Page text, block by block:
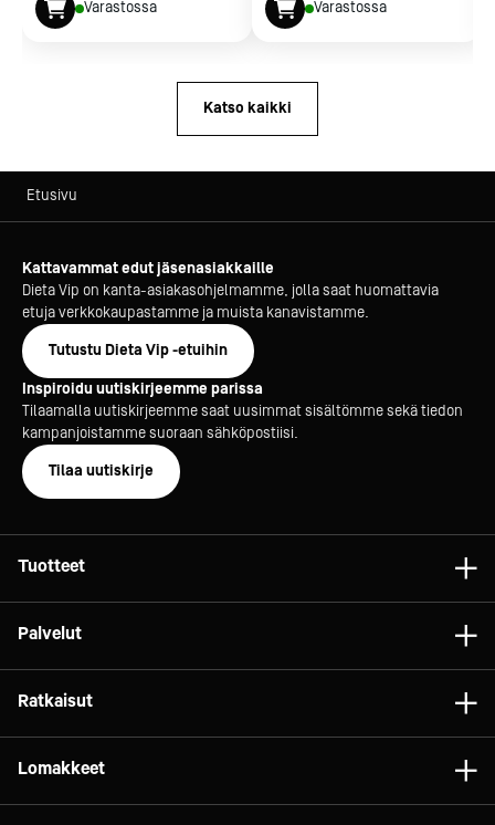
Varastossa
Varastossa
Katso kaikki
Etusivu
Kattavammat edut jäsenasiakkaille
Dieta Vip on kanta-asiakasohjelmamme, jolla saat huomattavia
etuja verkkokaupastamme ja muista kanavistamme.
Tutustu Dieta Vip -etuihin
Inspiroidu uutiskirjeemme parissa
Tilaamalla uutiskirjeemme saat uusimmat sisältömme sekä tiedon
kampanjoistamme suoraan sähköpostiisi.
Tilaa uutiskirje
Tuotteet
Tarvikkeet
Vaunut ja kalusteet
Palvelut
Konsultointi
Dieta Relife
Dieta Service
Ratkaisut
Lomakkeet